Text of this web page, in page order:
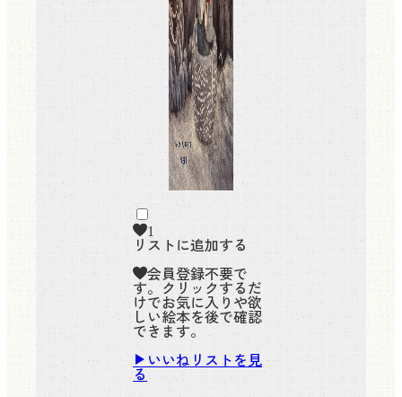
1
リストに追加する
会員登録不要で
す。クリックするだ
けでお気に入りや欲
しい絵本を後で確認
できます。
いいねリストを見
る